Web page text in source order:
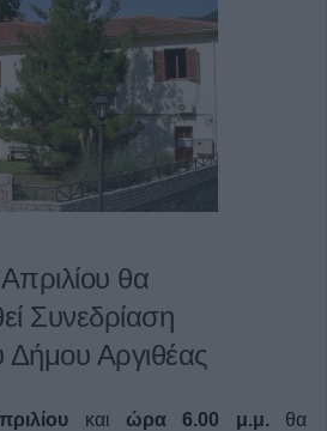
θα
Συνεδρίαση
Δήμου Αργιθέας
και ώρα 6.00 μ.μ. θα